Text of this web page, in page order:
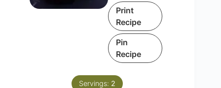
Print
Recipe
Pin
Recipe
Servings: 2